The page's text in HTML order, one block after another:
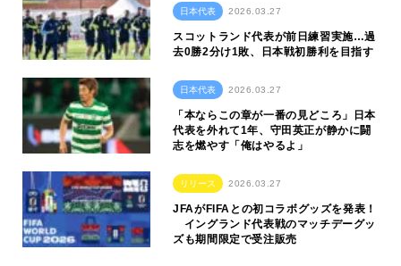
日本代表 2026.03.27
スコットランド代表が前日練習実施…過
去0勝2分け1敗、日本戦初勝利を目指す
日本代表 2026.03.27
「本ならこの章が一番の見どころ」日本
代表を外れて1年、守田英正が静かに闘
志を燃やす「俺はやるよ」
リリース 2026.03.27
JFAがFIFAとの初コラボグッズを発表！
イングランド代表戦のマッチデーグッ
ズも期間限定で受注販売